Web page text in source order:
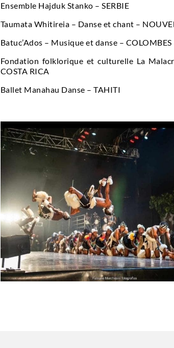
Ensemble Hajduk Stanko – SERBIE
Taumata Whitireia – Danse et chant –
Batuc’Ados – Musique et danse – COLOMBES
Fondation folklorique et culturelle La
COSTA RICA
Ballet Manahau Danse – TAHITI